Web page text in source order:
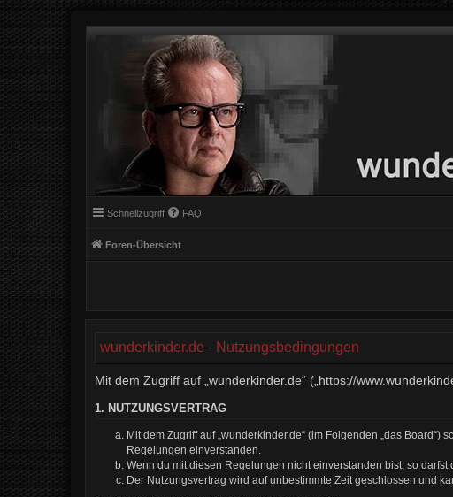
Schnellzugriff FAQ
Foren-Übersicht
wunderkinder.de - Nutzungsbedingungen
Mit dem Zugriff auf „wunderkinder.de“ („https://
1. NUTZUNGSVERTRAG
Mit dem Zugriff auf „wunderkinder.de“ (im Folgenden „das
Regelungen einverstanden.
Wenn du mit diesen Regelungen nicht einverstanden bist, so
Der Nutzungsvertrag wird auf unbestimmte Zeit geschlossen und